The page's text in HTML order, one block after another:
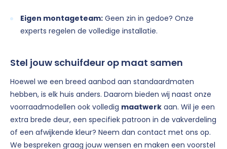
Eigen montageteam: Geen zin in gedoe? Onze
experts regelen de volledige installatie.
Stel jouw schuifdeur op maat samen
Hoewel we een breed aanbod aan standaardmaten
hebben, is elk huis anders. Daarom bieden wij naast onze
voorraadmodellen ook volledig maatwerk aan. Wil je een
extra brede deur, een specifiek patroon in de vakverdeling
of een afwijkende kleur? Neem dan contact met ons op.
We bespreken graag jouw wensen en maken een voorstel